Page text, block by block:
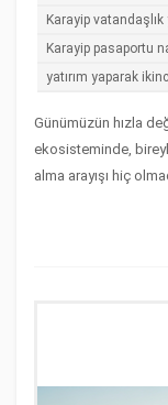
Karayip vatandaşlık
Karayip pasaportu
yatırım yaparak
Günümüzün hızla
ekosisteminde,
alma arayışı hiç